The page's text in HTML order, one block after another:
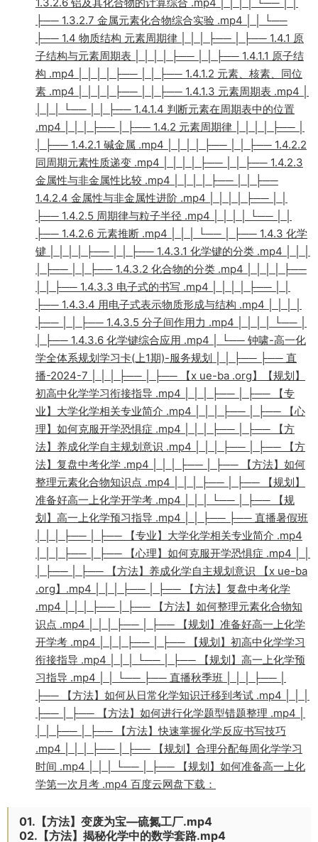
├── 1.3.2.7 金属元素化合物综合实验 .mp4 │ │ └──
├── 1.4 物质结构 元素周期律 │ │ │ ├── │ ├── 1.4.1 原
子结构与元素周期表 │ │ │ │ ├── │ │ ├── 1.4.1.1 原子结
构 .mp4 │ │ │ │ ├── │ │ ├── 1.4.1.2 元素、核素、同位
素 .mp4 │ │ │ │ ├── │ │ ├── 1.4.1.3 元素周期表 .mp4 │
│ │ │ └── │ │ ├── 1.4.1.4 判断元素在周期表中的位置
.mp4 │ │ │ ├── │ ├── 1.4.2 元素周期律 │ │ │ │ ├── │
│ ├── 1.4.2.1 碱金属 .mp4 │ │ │ │ ├── │ │ ├── 1.4.2.2
同周期元素性质递变 .mp4 │ │ │ │ ├── │ │ ├── 1.4.2.3
金属性与非金属性比较 .mp4 │ │ │ │ ├── │ │ ├──
1.4.2.4 金属性与非金属性进阶 .mp4 │ │ │ │ ├── │ │
├── 1.4.2.5 周期律与粒子半径 .mp4 │ │ │ │ └── │ │
├── 1.4.2.6 元素推断 .mp4 │ │ │ └── │ ├── 1.4.3 化学
键 │ │ │ │ ├── │ │ ├── 1.4.3.1 化学键的分类 .mp4 │ │ │
│ ├── │ │ ├── 1.4.3.2 化合物的分类 .mp4 │ │ │ │ ├──
│ │ ├── 1.4.3.3 电子式的书写 .mp4 │ │ │ │ ├── │ │
├── 1.4.3.4 用电子式表示物质形成与结构 .mp4 │ │ │ │
├── │ │ ├── 1.4.3.5 分子间作用力 .mp4 │ │ │ │ └── │
│ ├── 1.4.3.6 化学键综合应用 .mp4 │ └── 钟啸-高一化
学全体系规划学习卡(上1期)-服务规划 │ │ ├── ├── 直
播-2024-7 │ │ │ ├── │ ├── 【x ue-ba .org】【规划】
初高中化学学习衔接指导 .mp4 │ │ │ ├── │ ├── 【专
业】大学化学相关专业简介 .mp4 │ │ │ ├── │ ├── 【心
理】如何克服开学恐惧症 .mp4 │ │ │ ├── │ ├── 【方
法】养成化学自主规划意识 .mp4 │ │ │ ├── │ ├── 【方
法】复盘中考化学 .mp4 │ │ │ ├── │ ├── 【方法】如何
整理元素化合物知识点 .mp4 │ │ │ ├── │ ├── 【规划】
准备好高一上化学开学考 .mp4 │ │ │ └── │ ├── 【规
划】高一上化学预习指导 .mp4 │ │ ├── ├── 直播暑假班
│ │ │ ├── │ ├── 【专业】大学化学相关专业简介 .mp4
│ │ │ ├── │ ├── 【心理】如何克服开学恐惧症 .mp4 │ │
│ ├── │ ├── 【方法】养成化学自主规划意识 【x ue-ba
.org】.mp4 │ │ │ ├── │ ├── 【方法】复盘中考化学
.mp4 │ │ │ ├── │ ├── 【方法】如何整理元素化合物知
识点 .mp4 │ │ │ ├── │ ├── 【规划】准备好高一上化学
开学考 .mp4 │ │ │ ├── │ ├── 【规划】初高中化学学习
衔接指导 .mp4 │ │ │ └── │ ├── 【规划】高一上化学预
习指导 .mp4 │ │ └── ├── 直播秋季班 │ │ │ ├── │
├── 【方法】如何从日常化学知识迁移到考试 .mp4 │ │ │
├── │ ├── 【方法】如何进行化学题型错题整理 .mp4 │
│ │ ├── │ ├── 【方法】快速掌握化学反应书写技巧
.mp4 │ │ │ ├── │ ├── 【规划】合理分配每周化学学习
时间 .mp4 │ │ │ └── │ ├── 【规划】如何准备高一上化
学第一次月考 .mp4 百度云网盘下载：
01.【方法】变废为宝—硫氮工厂.mp4
02.【方法】揭秘化学中的数学套路.mp4